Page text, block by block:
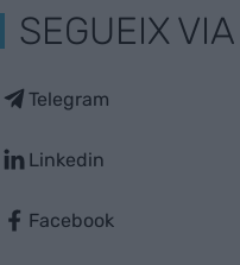
SEGUEIX
Telegram
Linkedin
Facebook